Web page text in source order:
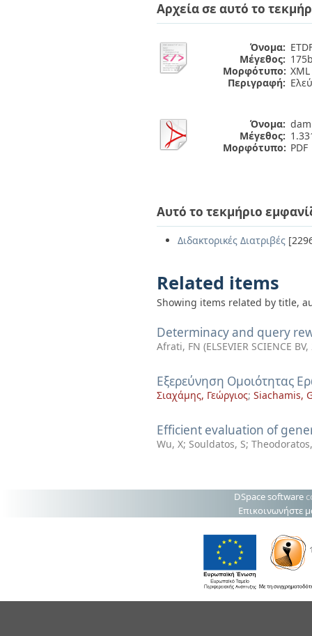
Αρχεία σε αυτό το
Όνομα:
Μέγεθος:
Μορφότυπο: XML
Περιγραφή:
Όνομα:
Μέγεθος:
Μορφότυπο: PDF
Αυτό το τεκμήριο
Διδακτορικές Διατριβές
Related items
Showing items related by title,
Determinacy and query
Afrati, FN (ELSEVIER SCIENCE BV,
Εξερεύνηση Ομοιότητας
Σιαχάμης, Γεώργιος; Siachamis,
Efficient evaluation of
Wu, X; Souldatos, S;
DSpace software
Επικοινωνήστε